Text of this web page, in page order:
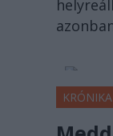
KRÓNIKA